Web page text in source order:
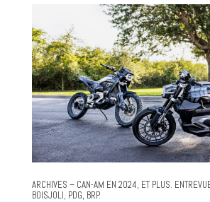
ARCHIVES – CAN-AM EN 2024, ET PLUS.
BOISJOLI, PDG, BRP.